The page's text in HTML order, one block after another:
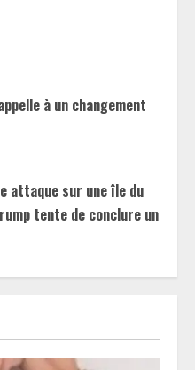
à un changement
attaque sur une île du
tente de conclure un